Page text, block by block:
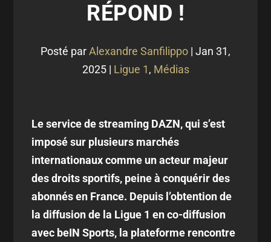
RÉPOND !
Posté parAlexandre Sanfilippo | Jan 31,
2025| Ligue 1, Médias
Le service de streaming DAZN, qui s’est
imposé sur plusieurs marchés
internationaux comme un acteur majeur
des droits sportifs, peine à conquérir des
abonnés en France. Depuis l’obtention de
la diffusion de la Ligue 1 en co-diffusion
avec beIN Sports, la plateforme rencontre